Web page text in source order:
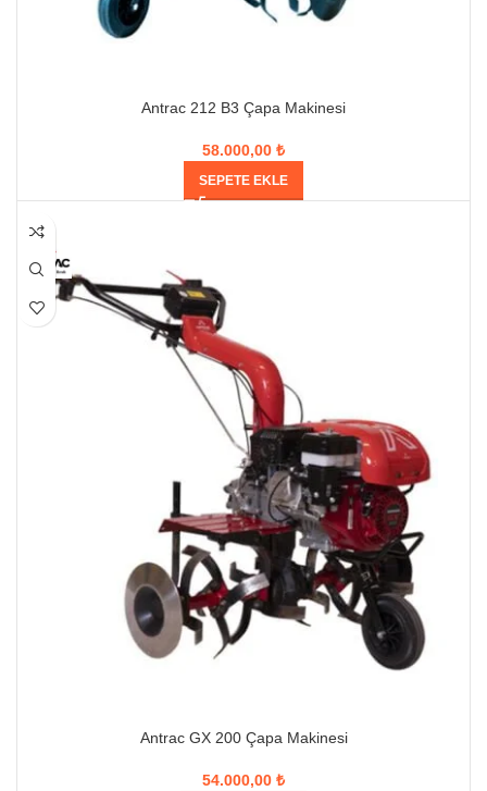
Antrac 212 B3 Çapa Makinesi
58.000,00 ₺
SEPETE EKLE
Antrac GX 200 Çapa Makinesi
54.000,00 ₺